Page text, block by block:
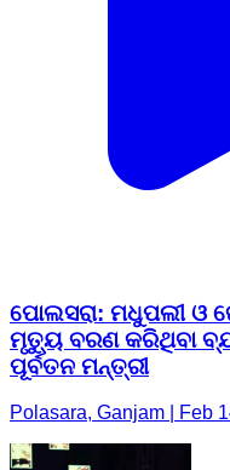
ପୋଲସରା: ମଧୁପଲୀ ଓ
ମୃତ୍ୟୁ ବରଣ କରିଥିବା
ପୂର୍ବତନ ମନ୍ତ୍ରୀ
Polasara, Ganjam | Feb